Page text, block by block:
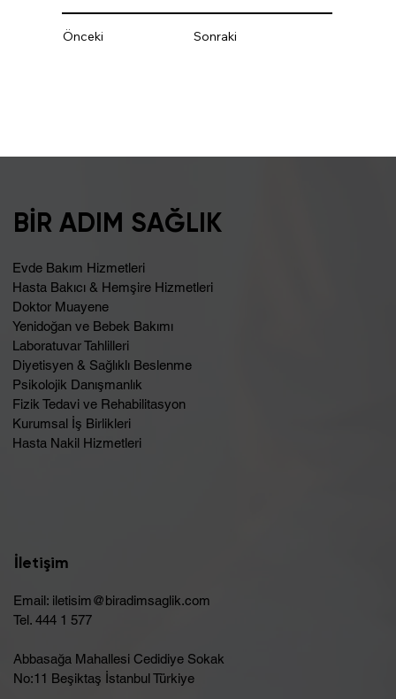
Önceki Sonraki
BİR ADIM SAĞLIK
Evde Bakım Hizmetleri
Hasta Bakıcı & Hemşire Hizmetleri
Doktor Muayene
Yenidoğan ve Bebek Bakımı
Laboratuvar Tahlilleri
Diyetisyen & Sağlıklı Beslenme
Psikolojik Danışmanlık
Fizik Tedavi ve Rehabilitasyon
Kurumsal İş Birlikleri
Hasta Nakil Hizmetleri
İletişim
Email: iletisim@biradimsaglik.com
Tel. 444 1 577
Abbasağa Mahallesi Cedidiye Sokak
No:11 Beşiktaş İstanbul Türkiye